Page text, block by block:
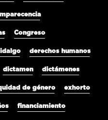
Congreso
derechos humanos
dictamen dictámenes
de género exhorto
financiamiento